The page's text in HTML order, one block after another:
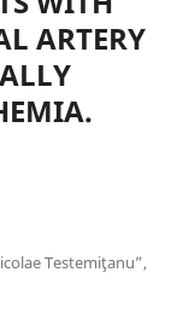
ARTERY
Testemiţanu”,